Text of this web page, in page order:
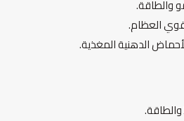
والطاقة.
العظام.
الدهنية المغذية.